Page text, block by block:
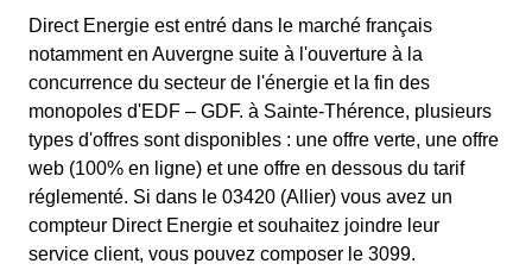
Direct Energie est entré dans le marché français
notamment en Auvergne suite à l'ouverture à la
concurrence du secteur de l'énergie et la fin des
monopoles d'EDF – GDF. à Sainte-Thérence, plusieurs
types d'offres sont disponibles : une offre verte, une offre
web (100% en ligne) et une offre en dessous du tarif
réglementé. Si dans le 03420 (Allier) vous avez un
compteur Direct Energie et souhaitez joindre leur
service client, vous pouvez composer le 3099.